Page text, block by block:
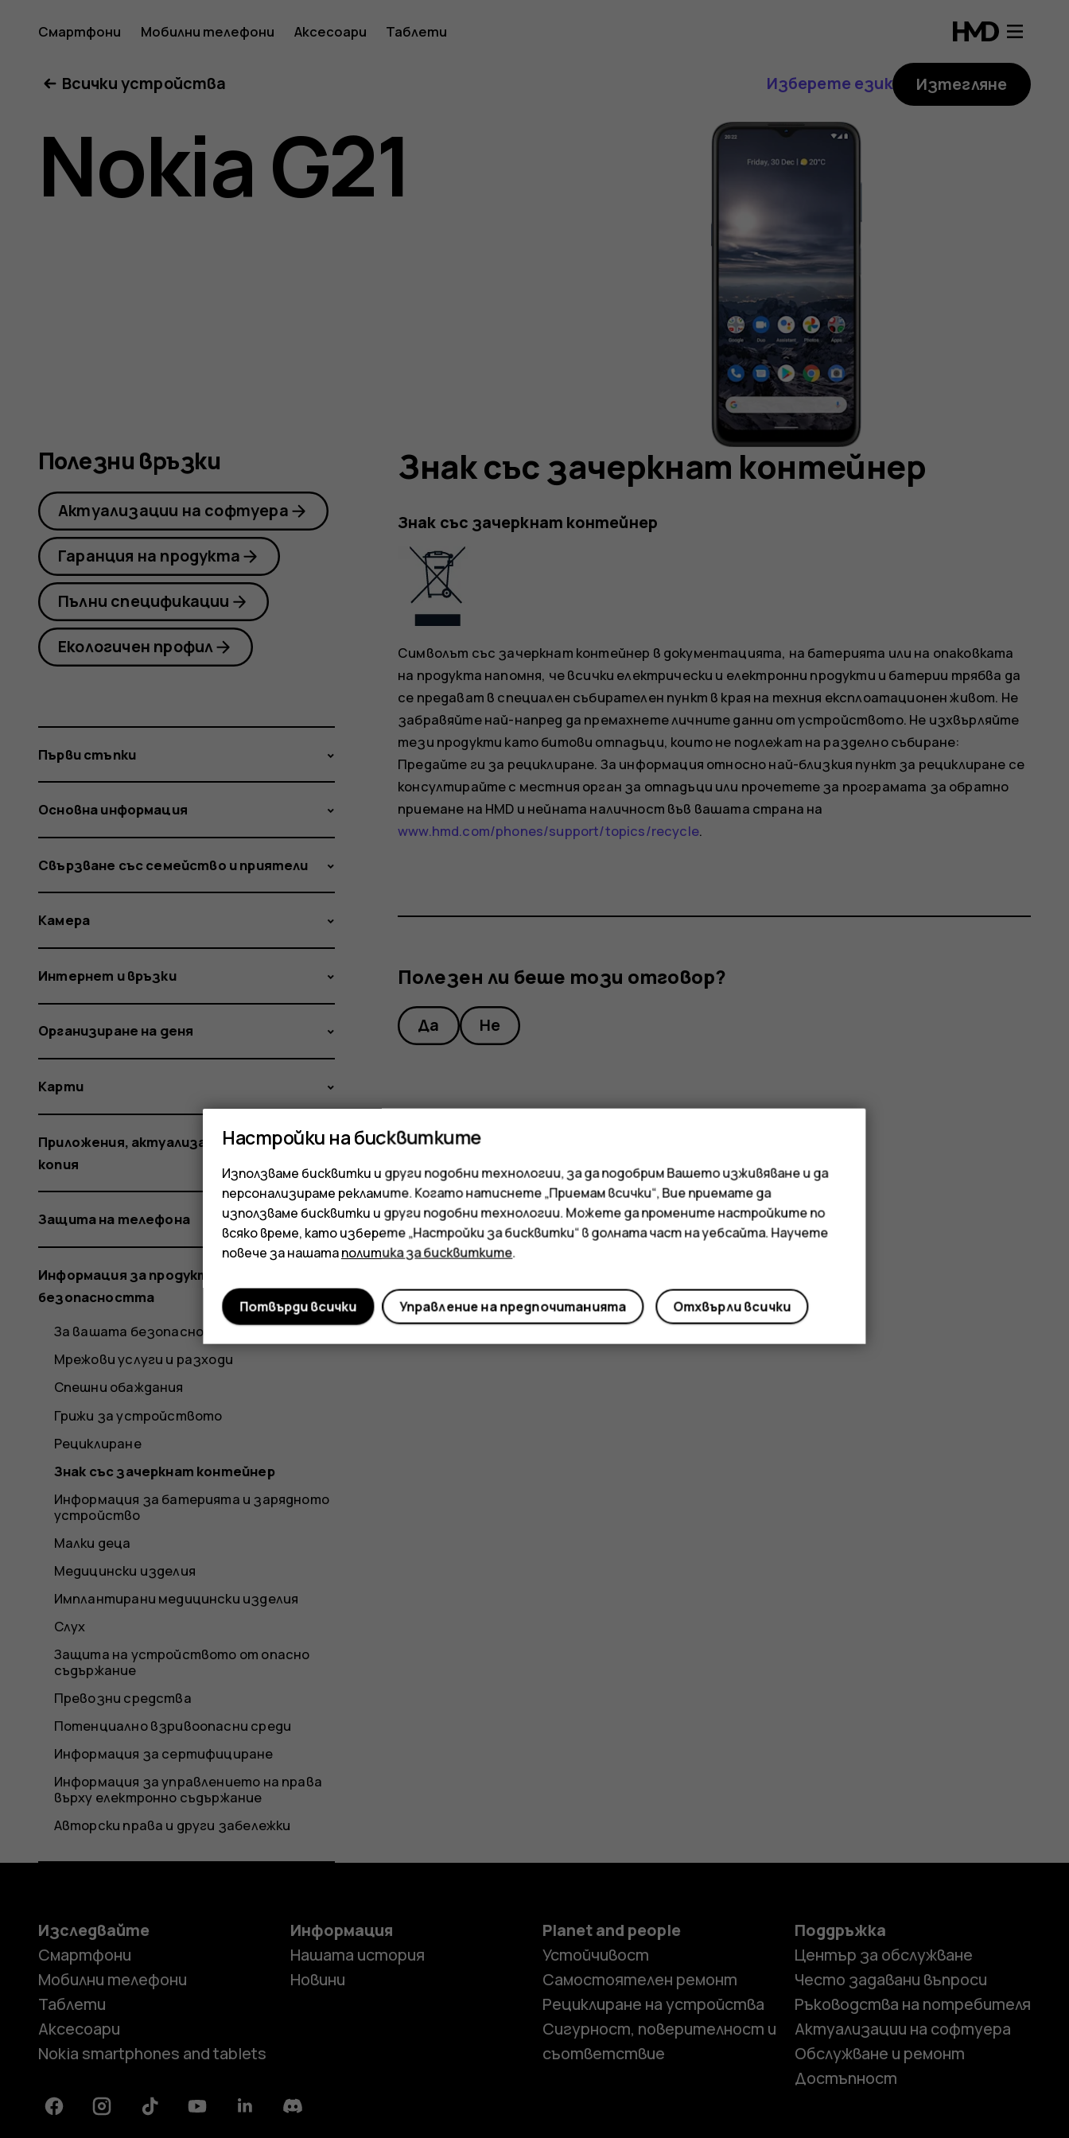
Ръководство
на
потребителя
G21
Смартфони Мобилни телефони Аксесоари Таблети
Всички устройства Изберете език Изтегляне
Nokia G21
Знак със зачеркнат контейнер
Знак със зачеркнат контейнер
Символът със зачеркнат контейнер в документацията, на батерията или на опаковката
на продукта напомня, че всички електрически и електронни продукти и батерии трябва да
се предават в специален събирателен пункт в края на техния експлоатационен живот. Не
забравяйте най-напред да премахнете личните данни от устройството. Не изхвърляйте
тези продукти като битови отпадъци, които не подлежат на разделно събиране:
Предайте ги за рециклиране. За информация относно най-близкия пункт за рециклиране се
консултирайте с местния орган за отпадъци или прочетете за програмата за обратно
приемане на HMD и нейната наличност във вашата страна на
www.hmd.com/phones/support/topics/recycle.
Полезен ли беше този отговор?
Да Не
Полезни връзки
Актуализации на софтуера
Гаранция на продукта
Пълни спецификации
Екологичен профил
Първи стъпки
Основна информация
Свързване със семейство и приятели
Камера
Интернет и връзки
Организиране на деня
Карти
Приложения, актуализации и резервни
копия
Защита на телефона
Информация за продукта и
безопасността
За вашата безопасност
Мрежови услуги и разходи
Спешни обаждания
Грижи за устройството
Рециклиране
Знак със зачеркнат контейнер
Информация за батерията и зарядното
устройство
Малки деца
Медицински изделия
Имплантирани медицински изделия
Слух
Защита на устройството от опасно
съдържание
Превозни средства
Потенциално взривоопасни среди
Информация за сертифициране
Информация за управлението на права
върху електронно съдържание
Авторски права и други забележки
Изследвайте
Смартфони
Мобилни телефони
Таблети
Аксесоари
Nokia smartphones and tablets
Информация
Нашата история
Новини
Planet and people
Устойчивост
Самостоятелен ремонт
Рециклиране на устройства
Сигурност, поверителност и
съответствие
Поддръжка
Център за обслужване
Често задавани въпроси
Ръководства на потребителя
Актуализации на софтуера
Обслужване и ремонт
Достъпност
FacebookInstagramTiktok YoutubeLinkedinDiscord
Настройки на бисквитките
Използваме бисквитки и други подобни технологии, за да подобрим Вашето изживяване и да
персонализираме рекламите. Когато натиснете „Приемам всички“, Вие приемате да
използваме бисквитки и други подобни технологии. Можете да промените настройките по
всяко време, като изберете „Настройки за бисквитки“ в долната част на уебсайта. Научете
повече за нашатаполитика за бисквитките.
Отхвърли всички
Управление на предпочитанията
Потвърди всички